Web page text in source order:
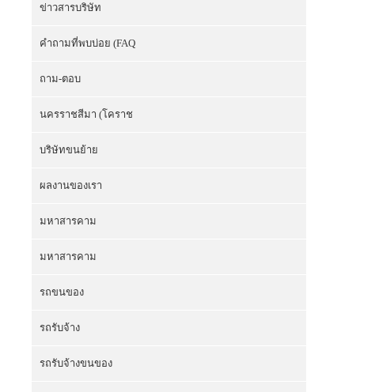
ข่าวสารบริษัท
คำถามที่พบบ่อย (FAQ
ถาม-ตอบ
นครราชสีมา (โคราช
บริษัทขนย้าย
ผลงานของเรา
มหาสารคาม
มหาสารคาม
รถขนของ
รถรับจ้าง
รถรับจ้างขนของ